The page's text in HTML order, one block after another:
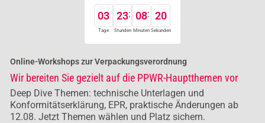
03
Tage
23
Stunden
08
Minuten
19
Sekunden
Online-Workshops zur Verpackungsverordnung
Wir bereiten Sie gezielt auf die PPWR-Hauptthemen vor
Deep Dive Themen: technische Unterlagen und
Konformitätserklärung, EPR, praktische Änderungen ab
12.08. Jetzt Themen wählen und Platz sichern.